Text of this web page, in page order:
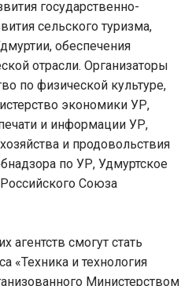
государственно-
сельского туризма,
обеспечения
отрасли. Организаторы
по физической культуре,
экономики УР,
и информации УР,
и продовольствия
по УР, Удмуртское
Союза
агентств смогут стать
«Техника и технология
Министерством